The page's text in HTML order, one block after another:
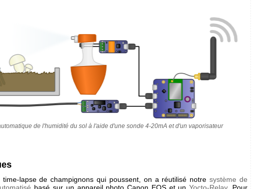
de l'humidité du sol à l'aide d'une sonde 4-20mA et d'un vaporisateur
time-lapse de champignons qui poussent, on a réutilisé notresystème de